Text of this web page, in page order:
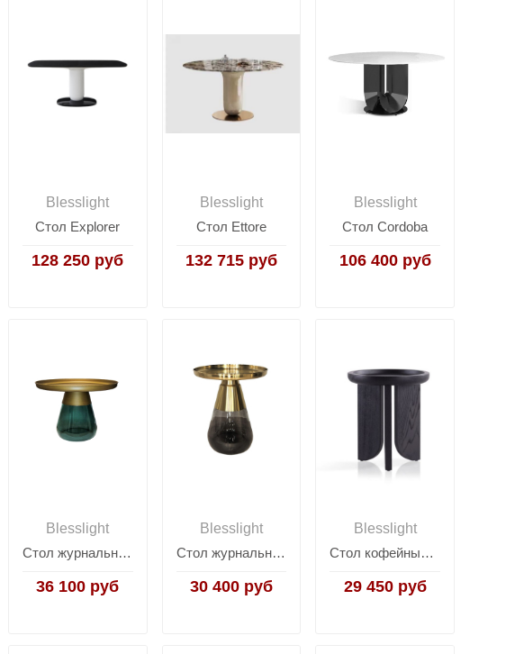
Blesslight
Стол Explorer
128 250 руб
Blesslight
Стол Ettore
132 715 руб
Blesslight
Стол Cordoba
106 400 руб
Blesslight
Стол журнальный на 1 ножке Zeigna Coffee Table
36 100 руб
Blesslight
Стол журнальный Zeigna Tall Coffee Table
30 400 руб
Blesslight
Стол кофейный York
29 450 руб